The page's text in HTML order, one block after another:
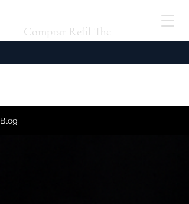
Comprar Refil Thc
Blog